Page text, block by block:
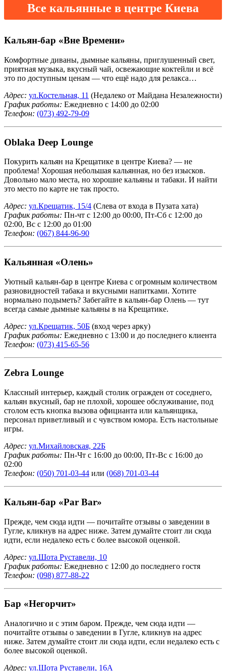
Все кальянные в центре Киева
Кальян-бар «Вне Времени»
Комфортные диваны, дымные кальяны, приглушенный свет,
приятная музыка, вкусный чай, освежающие коктейли и всё
это по доступным ценам — что ещё надо для релакса…
Адрес: ул.Костельная, 11 (Недалеко от Майдана Незалежности)
График работы: Ежедневно с 14:00 до 02:00
Телефон: (073) 492-79-09
Oblaka Deep Lounge
Покурить кальян на Крещатике в центре Киева? — не
проблема! Хорошая небольшая кальянная, но без изысков.
Довольно мало места, но хорошие кальяны и табаки. И найти
это место по карте не так просто.
Адрес: ул.Крещатик, 15/4 (Слева от входа в Пузата хата)
График работы: Пн-чт с 12:00 до 00:00, Пт-Сб с 12:00 до
02:00, Вс с 12:00 до 01:00
Телефон: (067) 844-96-90
Кальянная «Олень»
Уютный кальян-бар в центре Киева с огромным количеством
разновидностей табака и вкусными напитками. Хотите
нормально подыметь? Забегайте в кальян-бар Олень — тут
всегда самые дымные кальяны в на Крещатике.
Адрес: ул.Крещатик, 50Б (вход через арку)
График работы: Ежедневно с 13:00 и до последнего клиента
Телефон: (073) 415-65-56
Zebra Lounge
Классный интерьер, каждый столик огражден от соседнего,
кальян вкусный, бар не плохой, хорошее обслуживание, под
столом есть кнопка вызова официанта или кальянщика,
персонал приветливый и с чувством юмора. Есть настольные
игры.
Адрес: ул.Михайловская, 22Б
График работы: Пн-Чт с 16:00 до 00:00, Пт-Вс с 16:00 до
02:00
Телефон: (050) 701-03-44 или (068) 701-03-44
Кальян-бар «Par Bar»
Прежде, чем сюда идти — почитайте отзывы о заведении в
Гугле, кликнув на адрес ниже. Затем думайте стоит ли сюда
идти, если недалеко есть с более высокой оценкой.
Адрес: ул.Шота Руставели, 10
График работы: Ежедневно с 12:00 до последнего гостя
Телефон: (098) 877-88-22
Бар «Негорчит»
Аналогично и с этим баром. Прежде, чем сюда идти —
почитайте отзывы о заведении в Гугле, кликнув на адрес
ниже. Затем думайте стоит ли сюда идти, если недалеко есть с
более высокой оценкой.
Адрес: ул.Шота Руставели, 16А